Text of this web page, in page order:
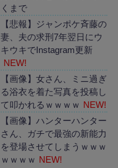
くまで
【悲報】ジャンポケ斉藤の
妻、夫の求刑7年翌日にウ
キウキでInstagram更新
NEW!
【画像】女さん、ミニ過ぎ
る浴衣を着た写真を投稿し
て叩かれるｗｗｗｗ NEW!
【画像】ハンターハンター
さん、ガチで最強の新能力
を登場させてしまうｗｗｗ
ｗｗｗｗ NEW!